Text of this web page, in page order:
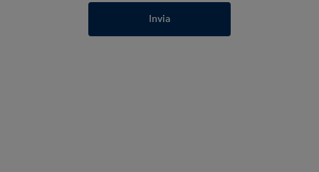
Invia